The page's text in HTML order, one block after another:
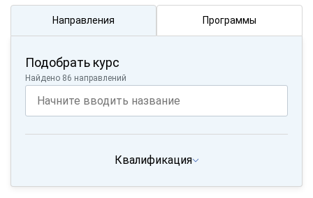
Направления Программы
Подобрать курс
Найдено 86 направлений
Квалификация